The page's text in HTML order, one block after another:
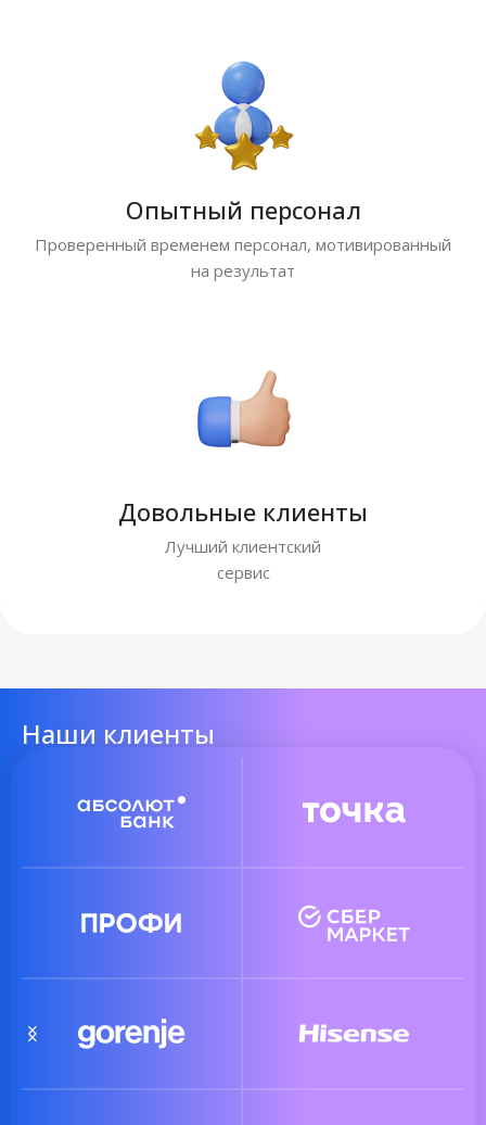
Опытный персонал
Проверенный временем персонал, мотивированный
на результат
Довольные клиенты
Лучший клиентский
сервис
Наши клиенты